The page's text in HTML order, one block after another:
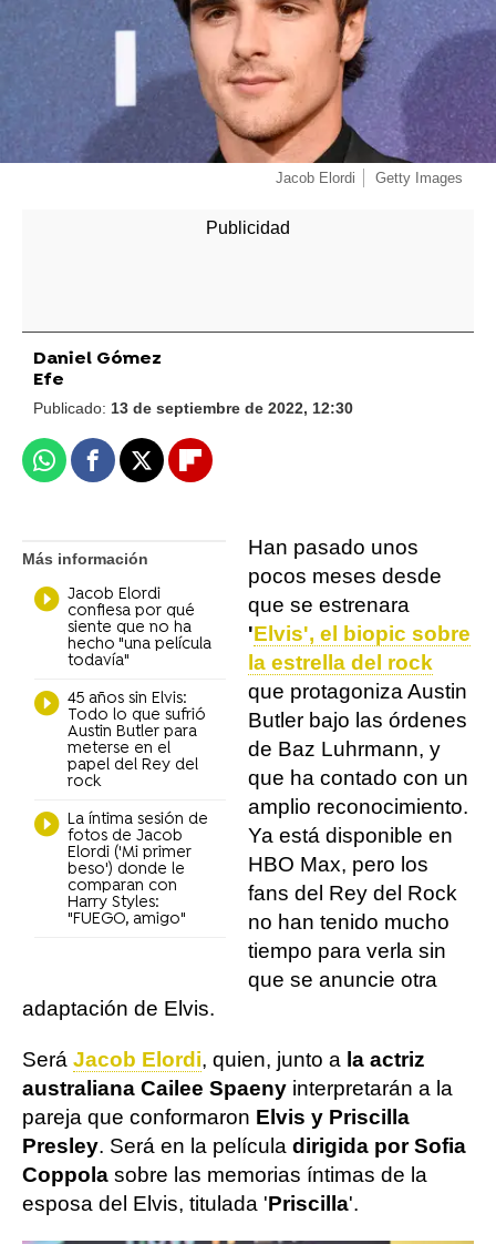
Jacob Elordi Getty Images
Daniel Gómez
Efe
Publicado: 13 de septiembre de 2022, 12:30
WhatsappFacebook
X Flipboard
Más información
Jacob Elordi
confiesa por qué
siente que no ha
hecho "una película
todavía"
45 años sin Elvis:
Todo lo que sufrió
Austin Butler para
meterse en el
papel del Rey del
rock
La íntima sesión de
fotos de Jacob
Elordi ('Mi primer
beso') donde le
comparan con
Harry Styles:
"FUEGO, amigo"
Han pasado unos
pocos meses desde
que se estrenara
'Elvis', el biopic sobre
la estrella del rock
que protagoniza Austin
Butler bajo las órdenes
de Baz Luhrmann, y
que ha contado con un
amplio reconocimiento.
Ya está disponible en
HBO Max, pero los
fans del Rey del Rock
no han tenido mucho
tiempo para verla sin
que se anuncie otra
adaptación de Elvis.
Será Jacob Elordi, quien, junto a la actriz
australiana Cailee Spaeny interpretarán a la
pareja que conformaron Elvis y Priscilla
Presley. Será en la película dirigida por Sofia
Coppola sobre las memorias íntimas de la
esposa del Elvis, titulada 'Priscilla'.